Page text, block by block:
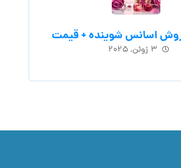
اسانس شوینده + قیمت
۳ ژوئن, ۲۰۲۵